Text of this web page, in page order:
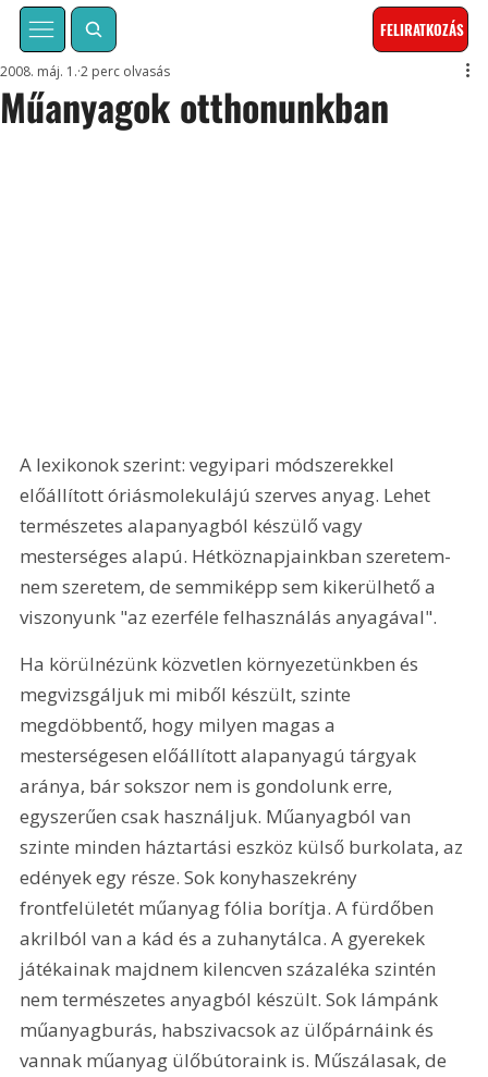
FELIRATKOZÁS
Műanyagok otthonunkban
2008. máj. 1. 2 perc olvasás
A lexikonok szerint: vegyipari módszerekkel
előállított óriásmolekulájú szerves anyag. Lehet
természetes alapanyagból készülő vagy
mesterséges alapú. Hétköznapjainkban szeretem-
nem szeretem, de semmiképp sem kikerülhető a
viszonyunk "az ezerféle felhasználás anyagával".
Ha körülnézünk közvetlen környezetünkben és
megvizsgáljuk mi miből készült, szinte
megdöbbentő, hogy milyen magas a
mesterségesen előállított alapanyagú tárgyak
aránya, bár sokszor nem is gondolunk erre,
egyszerűen csak használjuk. Műanyagból van
szinte minden háztartási eszköz külső burkolata, az
edények egy része. Sok konyhaszekrény
frontfelületét műanyag fólia borítja. A fürdőben
akrilból van a kád és a zuhanytálca. A gyerekek
játékainak majdnem kilencven százaléka szintén
nem természetes anyagból készült. Sok lámpánk
műanyagburás, habszivacsok az ülőpárnáink és
vannak műanyag ülőbútoraink is. Műszálasak, de